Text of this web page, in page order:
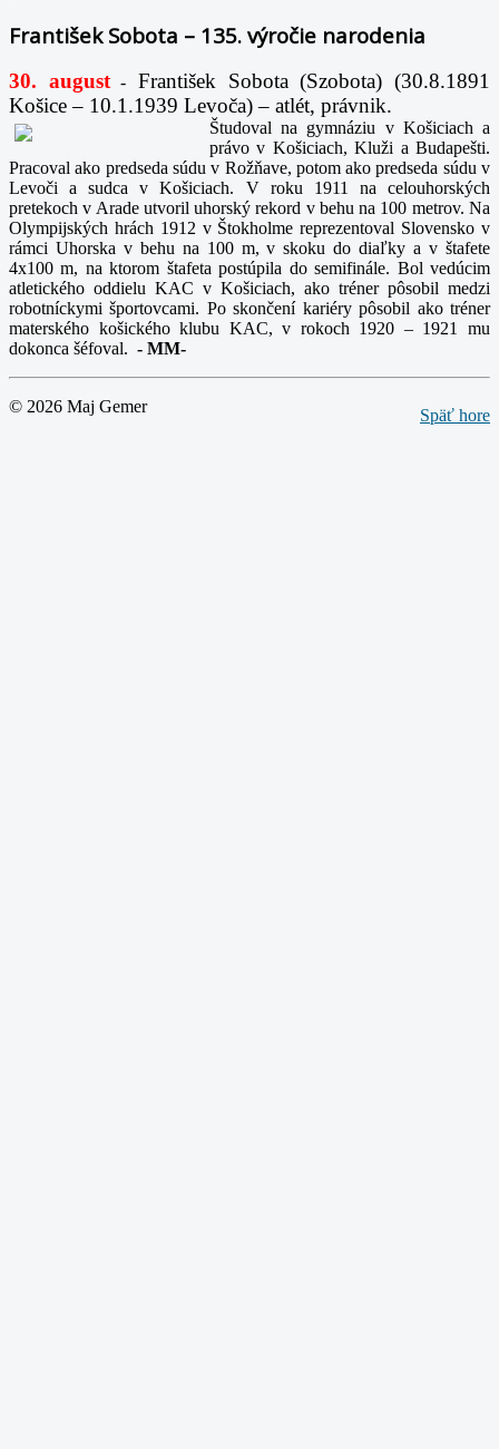
František Sobota – 135. výročie narodenia
30. august-
František Sobota (Szobota) (30.8.1891
Košice – 10.1.1939 Levoča) – atlét, právnik.
Študoval na gymnáziu v Košiciach a
právo v Košiciach, Kluži a Budapešti.
Pracoval ako predseda súdu v Rožňave, potom ako predseda súdu v
Levoči a sudca v Košiciach. V roku 1911 na celouhorských
pretekoch v Arade utvoril uhorský rekord v behu na 100 metrov. Na
Olympijských hrách 1912 v Štokholme reprezentoval Slovensko v
rámci Uhorska v behu na 100 m, v skoku do diaľky a v štafete
4x100 m, na ktorom štafeta postúpila do semifinále. Bol vedúcim
atletického oddielu KAC v Košiciach, ako tréner pôsobil medzi
robotníckymi športovcami. Po skončení kariéry pôsobil ako tréner
materského košického klubu KAC, v rokoch 1920 – 1921 mu
dokonca šéfoval. - MM-
Späť hore
© 2026 Maj Gemer